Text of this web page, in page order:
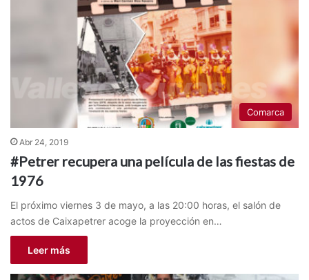
Comarca
Abr 24, 2019
#Petrer recupera una película de las fiestas de
1976
El próximo viernes 3 de mayo, a las 20:00 horas, el salón de
actos de Caixapetrer acoge la proyección en…
Leer más